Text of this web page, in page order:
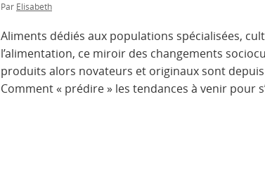
Par Elisabeth
Aliments dédiés aux populations spécialisées,
l’alimentation, ce miroir des changements
produits alors novateurs et originaux sont
Comment « prédire » les tendances à venir pour